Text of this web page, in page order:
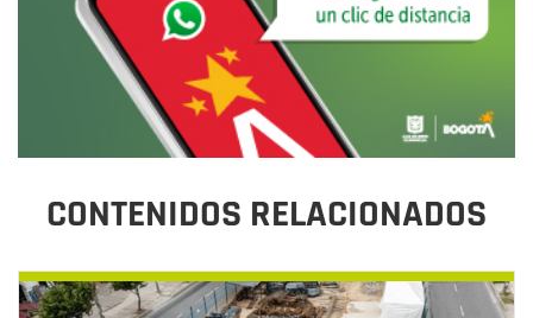
CONTENIDOS RELACIONADOS